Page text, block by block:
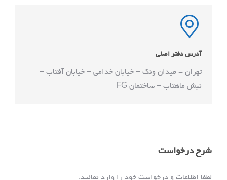
آدرس دفتر اصلی
تهران - میدان ونک – خیابان خدامی – خیابان آفتاب –
نبش ماهتاب – ساختمان FG
شرح درخواست
لطفا اطلاعات و درخواست خود را وارد نمائید.